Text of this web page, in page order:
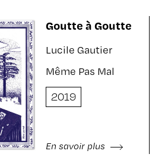
Goutte à Goutte
Lucile Gautier
Même Pas Mal
2019
En savoir plus